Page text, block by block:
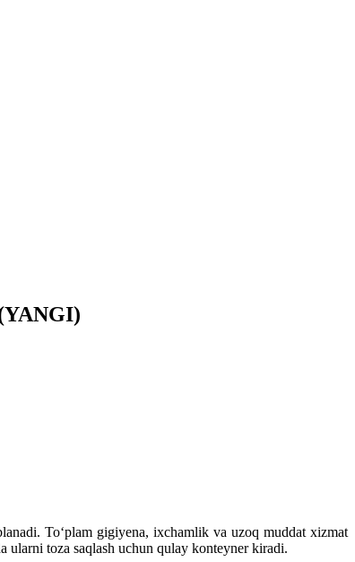
To‘plam gigiyena, ixchamlik va uzoq muddat xizmat
ularni toza saqlash uchun qulay konteyner kiradi.